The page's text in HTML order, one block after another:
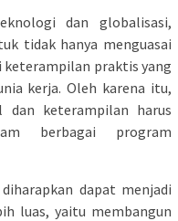
dan globalisasi,
tidak hanya menguasai
praktis yang
kerja. Oleh karena itu,
dan keterampilan harus
berbagai program
dapat menjadi
luas, yaitu membangun